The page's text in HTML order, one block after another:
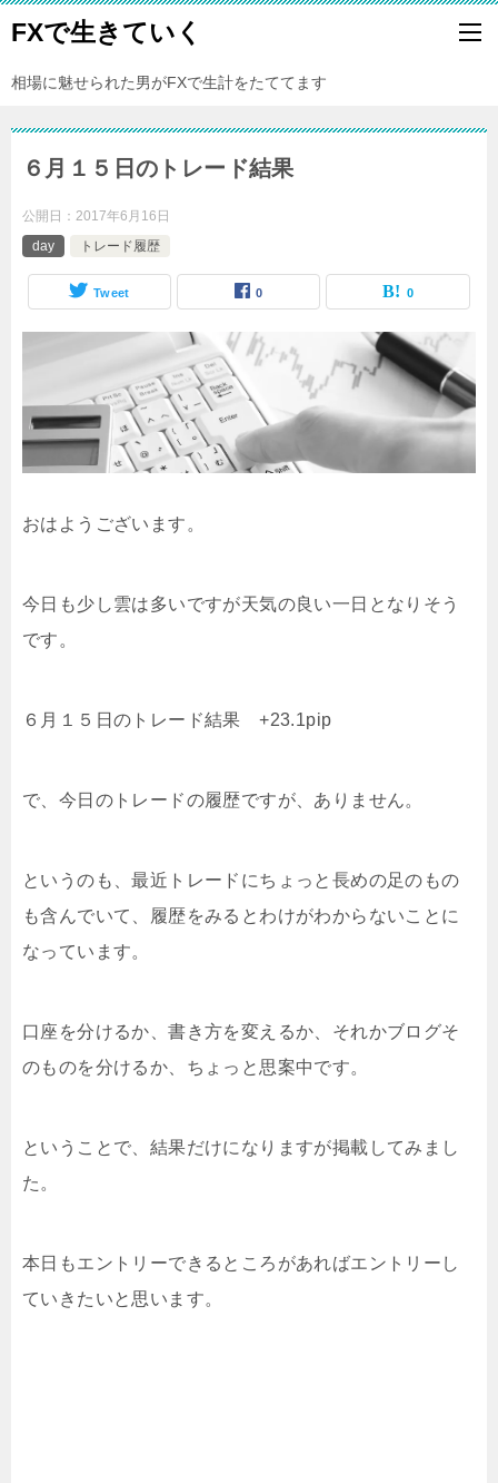
FXで生きていく
相場に魅せられた男がFXで生計をたててます
６月１５日のトレード結果
公開日： 2017年6月16日
day
トレード履歴
Tweet 0 0
おはようございます。
今日も少し雲は多いですが天気の良い一日となりそう
です。
６月１５日のトレード結果 +23.1pip
で、今日のトレードの履歴ですが、ありません。
というのも、最近トレードにちょっと長めの足のもの
も含んでいて、履歴をみるとわけがわからないことに
なっています。
口座を分けるか、書き方を変えるか、それかブログそ
のものを分けるか、ちょっと思案中です。
ということで、結果だけになりますが掲載してみまし
た。
本日もエントリーできるところがあればエントリーし
ていきたいと思います。